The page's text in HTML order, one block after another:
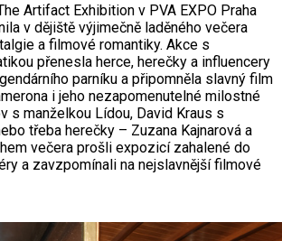
Artifact Exhibition v PVA EXPO Praha
v dějiště výjimečně laděného večera
a filmové romantiky. Akce s
přenesla herce, herečky a influencery
parníku a připomněla slavný film
i jeho nezapomenutelné milostné
s manželkou Lídou, David Kraus s
třeba herečky – Zuzana Kajnarová a
večera prošli expozicí zahalené do
a zavzpomínali na nejslavnější filmové